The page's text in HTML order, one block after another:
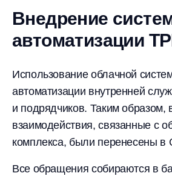
Внедрение
автоматизации
Использование облачной
автоматизации внутренней
и подрядчиков. Таким образом,
взаимодействия, связанные с
комплекса, были перенесены в
Все обращения собираются в